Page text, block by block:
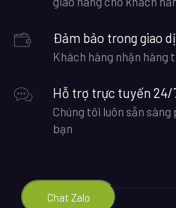
Đảm bảo trong giao
Khách hàng nhận hàng
Hỗ trợ trực tuyến 24/
Chúng tôi luôn sẵn
bạn
Chat Zalo